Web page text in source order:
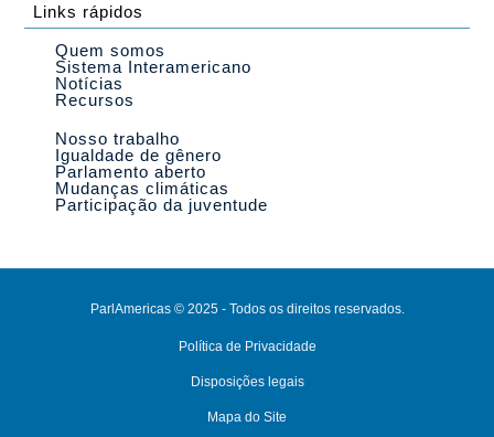
Links rápidos
Quem somos
Sistema Interamericano
Notícias
Recursos
Nosso trabalho
Igualdade de gênero
Parlamento aberto
Mudanças climáticas
Participação da juventude
ParlAmericas © 2025 - Todos os direitos reservados.
Política de Privacidade
Disposições legais
Mapa do Site